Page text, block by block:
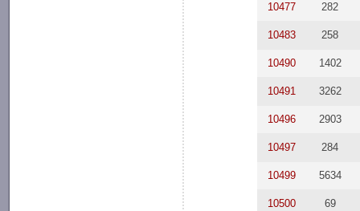
10477 282
10483 258
10490 1402
10491 3262
10496 2903
10497 284
10499 5634
10500 69